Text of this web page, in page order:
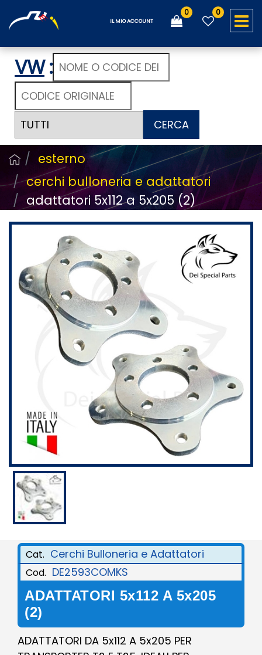
IL MIO ACCOUNT
0 0
VW:
CERCA
esterno
cerchi bulloneria e adattatori
adattatori 5x112 a 5x205 (2)
Cat. Cerchi Bulloneria e Adattatori
Cod. DE2593COMKS
ADATTATORI 5x112 A 5x205
(2)
ADATTATORI DA 5x112 A 5x205 PER